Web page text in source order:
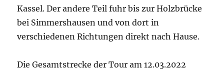
Kassel. Der andere Teil fuhr bis zur Holzbrücke
bei Simmershausen und von dort in
verschiedenen Richtungen direkt nach Hause.
Die Gesamtstrecke der Tour am 12.03.2022